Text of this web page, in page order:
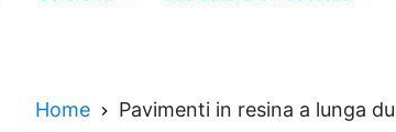
Home Pavimenti in resina a lunga